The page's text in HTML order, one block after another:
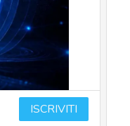
ISCRIVITI